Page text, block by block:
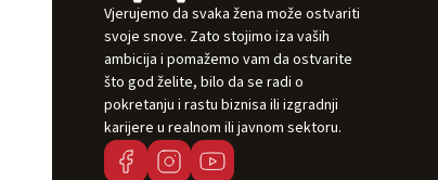
Vjerujemo da svaka žena može ostvariti
svoje snove. Zato stojimo iza vaših
ambicija i pomažemo vam da ostvarite
što god želite, bilo da se radi o
pokretanju i rastu biznisa ili izgradnji
karijere u realnom ili javnom sektoru.